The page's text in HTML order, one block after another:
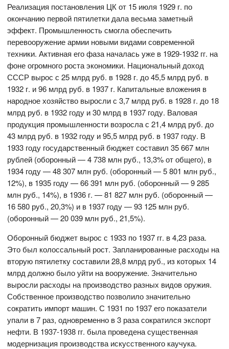
Реализация постановления ЦК от 15 июля 1929 г. по
окончанию первой пятилетки дала весьма заметный
эффект. Промышленность смогла обеспечить
перевооружение армии новыми видами современной
техники. Активная его фаза началась уже в 1929-1932 гг. на
фоне огромного роста экономики. Национальный доход
СССР вырос с 25 млрд руб. в 1928 г. до 45,5 млрд руб. в
1932 г. и 96 млрд руб. в 1937 г. Капитальные вложения в
народное хозяйство выросли с 3,7 млрд руб. в 1928 г. до 18
млрд руб. в 1932 году и 30 млрд в 1937 году. Валовая
продукция промышленности возросла с 21,4 млрд руб. до
43 млрд руб. в 1932 году и 95,5 млрд руб. в 1937 году. В
1933 году государственный бюджет составил 35 667 млн
рублей (оборонный — 4 738 млн руб., 13,3% от общего), в
1934 году — 48 307 млн руб. (оборонный — 5 801 млн руб.,
12%), в 1935 году — 66 391 млн руб. (оборонный — 9 285
млн руб., 14%), в 1936 г. — 81 827 млн руб. (оборонный —
16 580 руб., 20,3%) и в 1937 году — 93 125 млн руб.
(оборонный — 20 039 млн руб., 21,5%).
Оборонный бюджет вырос с 1933 по 1937 гг. в 4,23 раза.
Это был колоссальный рост. Запланированные расходы на
вторую пятилетку составили 28,8 млрд руб., из которых 14
млрд должно было уйти на вооружение. Значительно
выросли расходы на производство разных видов оружия.
Собственное производство позволило значительно
сократить импорт машин. С 1931 по 1937 его показатели
упали в 7 раз, одновременно в 3 раза сократился экспорт
нефти. В 1937-1938 гг. была проведена существенная
модернизация производства искусственного каучука.